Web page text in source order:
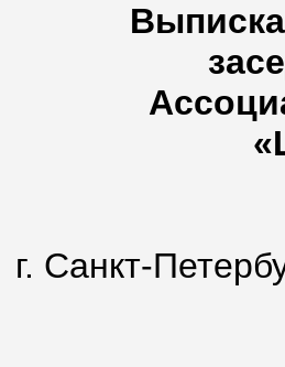
г. Санкт-